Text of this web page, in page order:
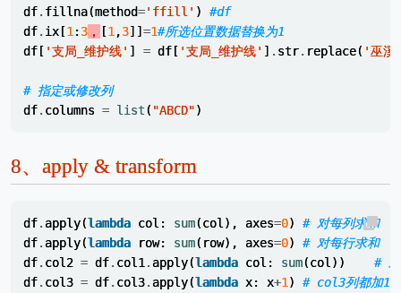
df. fillna(method='ffill' )
#df
df. ix [1 :3 ， [1 ,3]] =1#所选位置数据替换为1
df [ '支局_维护线' ] = df [ '支局_维护线' ] . str. replace( '巫
# 指定或修改列
df. columns = list( "ABCD")
8、 apply & transform
df. apply(lambda col : sum(col ), axes=0)
# 对每列求和
df. apply(lambda row: sum( row), axes=0)
# 对每行求和
df. col2 = df. col1 . apply(lambda col : sum(col ))
#
df. col3 = df. col3. apply(lambda x: x+1 )
# col3列都加1